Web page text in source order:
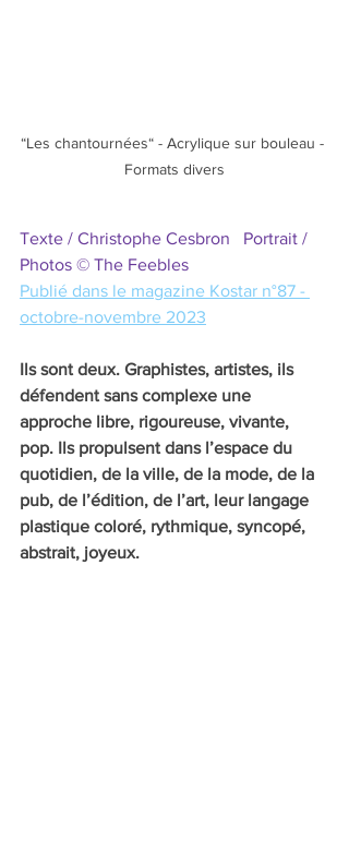
“Les chantournées“ - Acrylique sur bouleau -
Formats divers
Texte / Christophe Cesbron   Portrait /
Photos © The Feebles
Publié dans le magazine Kostar n°87 -
octobre-novembre 2023
Ils sont deux. Graphistes, artistes, ils
défendent sans complexe une
approche libre, rigoureuse, vivante,
pop. Ils propulsent dans l’espace du
quotidien, de la ville, de la mode, de la
pub, de l’édition, de l’art, leur langage
plastique coloré, rythmique, syncopé,
abstrait, joyeux.